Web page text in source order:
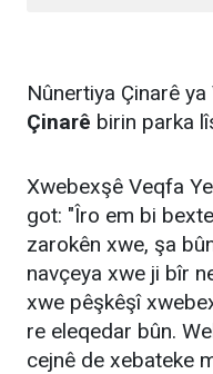
Nûnertiya Çinarê
Çinarê birin parka
Xwebexşê Veqfa
got: "Îro em bi
zarokên xwe, şa
navçeya xwe ji bîr
xwe pêşkêşî
re eleqedar bûn.
cejnê de xebateke